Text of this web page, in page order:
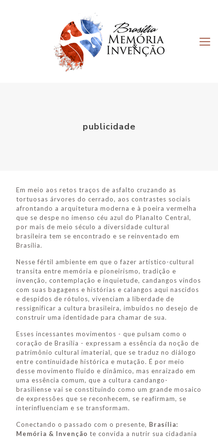
publicidade
Em meio aos retos traços de asfalto cruzando as
tortuosas árvores do cerrado, aos contrastes sociais
afrontando a arquitetura moderna e à poeira vermelha
que se despe no imenso céu azul do Planalto Central,
por mais de meio século a diversidade cultural
brasileira tem se encontrado e se reinventado em
Brasília.
Nesse fértil ambiente em que o fazer artístico-cultural
transita entre memória e pioneirismo, tradição e
invenção, contemplação e inquietude, candangos vindos
com suas bagagens e histórias e calangos aqui nascidos
e despidos de rótulos, vivenciam a liberdade de
ressignificar a cultura brasileira, imbuídos no desejo de
construir uma identidade para chamar de sua.
Esses incessantes movimentos - que pulsam como o
coração de Brasília - expressam a essência da noção de
patrimônio cultural imaterial, que se traduz no diálogo
entre continuidade histórica e mutação. É por meio
desse movimento fluido e dinâmico, mas enraizado em
uma essência comum, que a cultura candango-
brasiliense vai se constituindo como um grande mosaico
de expressões que se reconhecem, se reafirmam, se
interinfluenciam e se transformam.
Conectando o passado com o presente, Brasília:
Memória & Invenção te convida a nutrir sua cidadania